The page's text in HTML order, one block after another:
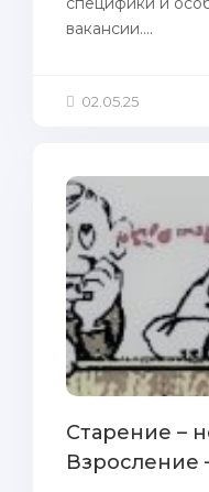
вакансии....
02.05.25
Cтарение –
Взросление